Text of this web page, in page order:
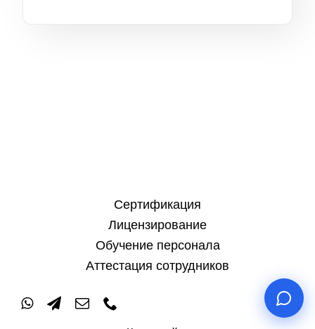
Сертификация
Лицензирование
Обучение персонала
Аттестация сотрудников